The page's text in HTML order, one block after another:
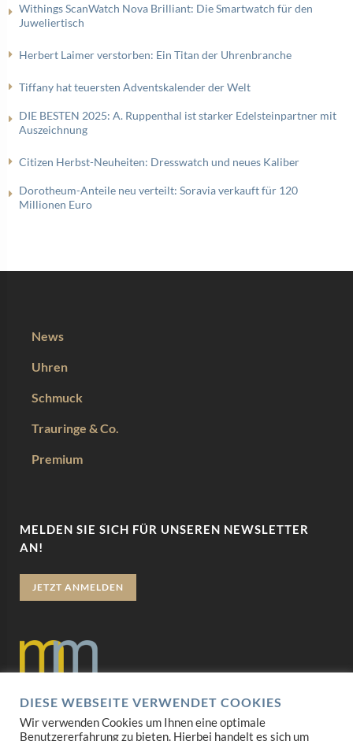
Withings ScanWatch Nova Brilliant: Die Smartwatch für den
Juweliertisch
Herbert Laimer verstorben: Ein Titan der Uhrenbranche
Tiffany hat teuersten Adventskalender der Welt
DIE BESTEN 2025: A. Ruppenthal ist starker Edelsteinpartner mit
Auszeichnung
Citizen Herbst-Neuheiten: Dresswatch und neues Kaliber
Dorotheum-Anteile neu verteilt: Soravia verkauft für 120
Millionen Euro
News
Uhren
Schmuck
Trauringe & Co.
Premium
MELDEN SIE SICH FÜR UNSEREN NEWSLETTER
AN!
JETZT ANMELDEN
Datenschutz
DIESE WEBSEITE VERWENDET COOKIES
Wir verwenden Cookies um Ihnen eine optimale
Benutzererfahrung zu bieten. Hierbei handelt es sich um